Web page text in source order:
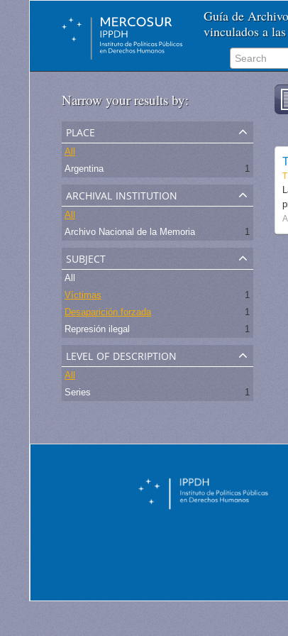
Guía de
vinculados a
Narrow your results by:
place
All
Argentina
1
archival institution
All
Archivo Nacional de la Memoria
1
subject
All
Víctimas
1
Desaparición forzada
1
Represión ilegal
1
level of description
All
Series
1
T